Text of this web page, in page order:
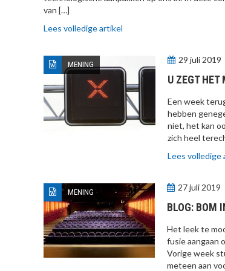
van […]
Lees volledige artikel
MENING 29 juli 2019
U ZEGT HET
Een week
hebben
niet, het kan
zich heel
Lees volledige
MENING 27 juli 2019
BLOG: BOM
Het leek te
fusie aangaan
Vorige week
meteen aan